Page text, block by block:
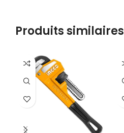
Produits similaires